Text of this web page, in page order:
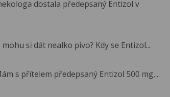
dostala předepsaný Entizol v
si dát nealko pivo? Kdy se Entizol...
s přítelem předepsaný Entizol 500 mg,...